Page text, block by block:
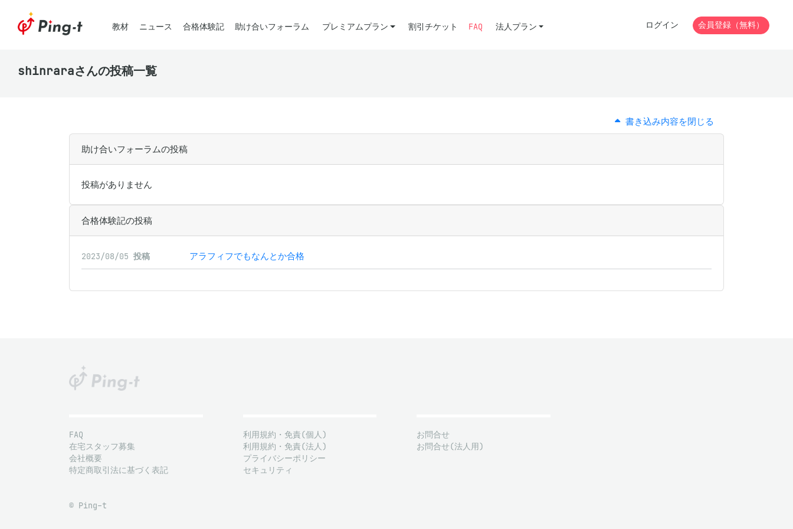
教材 ニュース 合格体験記 助け合いフォーラム プレミアムプラン 割引チケット FAQ 法人プラン ログイン 会員登録（無料）
shinraraさんの投稿一覧
書き込み内容を閉じる
助け合いフォーラムの投稿
投稿がありません
合格体験記の投稿
2023/08/05 投稿 アラフィフでもなんとか合格
FAQ
在宅スタッフ募集
会社概要
特定商取引法に基づく表記
利用規約・免責(個人)
利用規約・免責(法人)
プライバシーポリシー
セキュリティ
お問合せ
お問合せ(法人用)
© Ping-t